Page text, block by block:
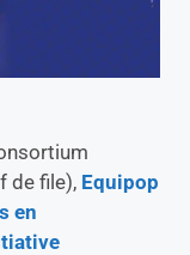
de file), Equipop
en